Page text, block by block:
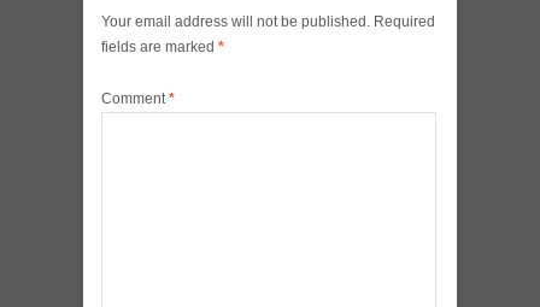
Your email address will not be published. Required
fields are marked *
Comment*